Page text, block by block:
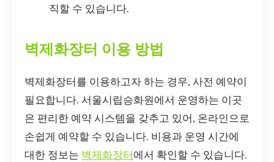
직할 수 있습니다.
벽제화장터 이용 방법
벽제화장터를 이용하고자 하는 경우, 사전 예약이
필요합니다. 서울시립승화원에서 운영하는 이곳
은 편리한 예약 시스템을 갖추고 있어, 온라인으로
손쉽게 예약할 수 있습니다. 비용과 운영 시간에
대한 정보는 벽제화장터 에서 확인할 수 있습니다.